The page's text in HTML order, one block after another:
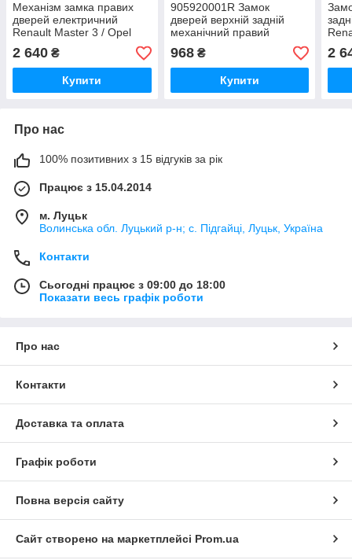
Механізм замка правих
дверей електричний
Renault Master 3 / Opel
Movano B 2010-
8200766891 (Рено Мастер
3 / Опель Мовано B)
2 640 ₴
Купити
905920001R Замок
дверей верхній задній
механічний правий
Renault Master 3 / Opel
Movano B (Рено Мастер 3
/ Опель Мовано B)
968₴
Купити
3 /
2
Про нас
100% позитивних з 15 відгуків за рік
Працює з 15.04.2014
м. Луцьк
Волинська обл. Луцький р-н; с. Підгайці, Луцьк, Україна
Контакти
Сьогодні працює з 09:00 до 18:00
Показати весь графік роботи
Про нас
Контакти
Доставка та оплата
Графік роботи
Повна версія сайту
Сайт створено на маркетплейсі Prom.ua